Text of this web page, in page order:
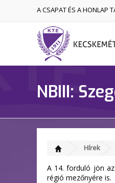
A CSAPAT ÉS A HONLAP
NBIII:
Hírek
A 14. forduló jön
régió mezőnyére is.